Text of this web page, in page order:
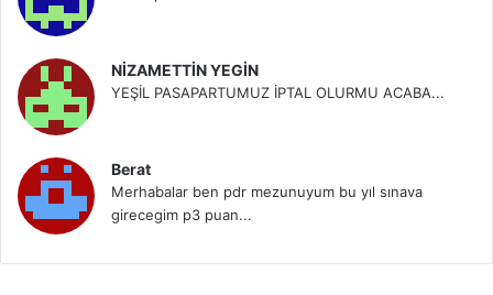
NİZAMETTİN YEGİN
YEŞİL PASAPARTUMUZ İPTAL OLURMU ACABA...
Berat
Merhabalar ben pdr mezunuyum bu yıl sınava
girecegim p3 puan...